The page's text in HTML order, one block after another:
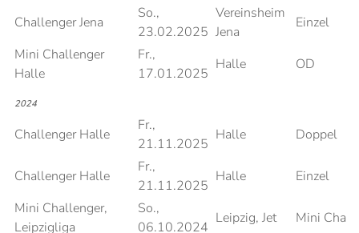
Challenger Jena
So.,
23.02.2025
Vereinsheim
Jena
Einzel
Mini Challenger
Halle
Fr.,
17.01.2025
Halle OD
2024
Challenger Halle
Fr.,
21.11.2025
Halle Doppel
Challenger Halle
Fr.,
21.11.2025
Halle
Einzel
Mini Challenger,
Leipzigliga
So.,
06.10.2024
Leipzig, Jet
Mini